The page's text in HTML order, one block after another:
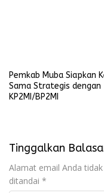
Pemkab Muba Siapkan
Sama Strategis dengan
KP2MI/BP2MI
Tinggalkan
Alamat email Anda
ditandai *